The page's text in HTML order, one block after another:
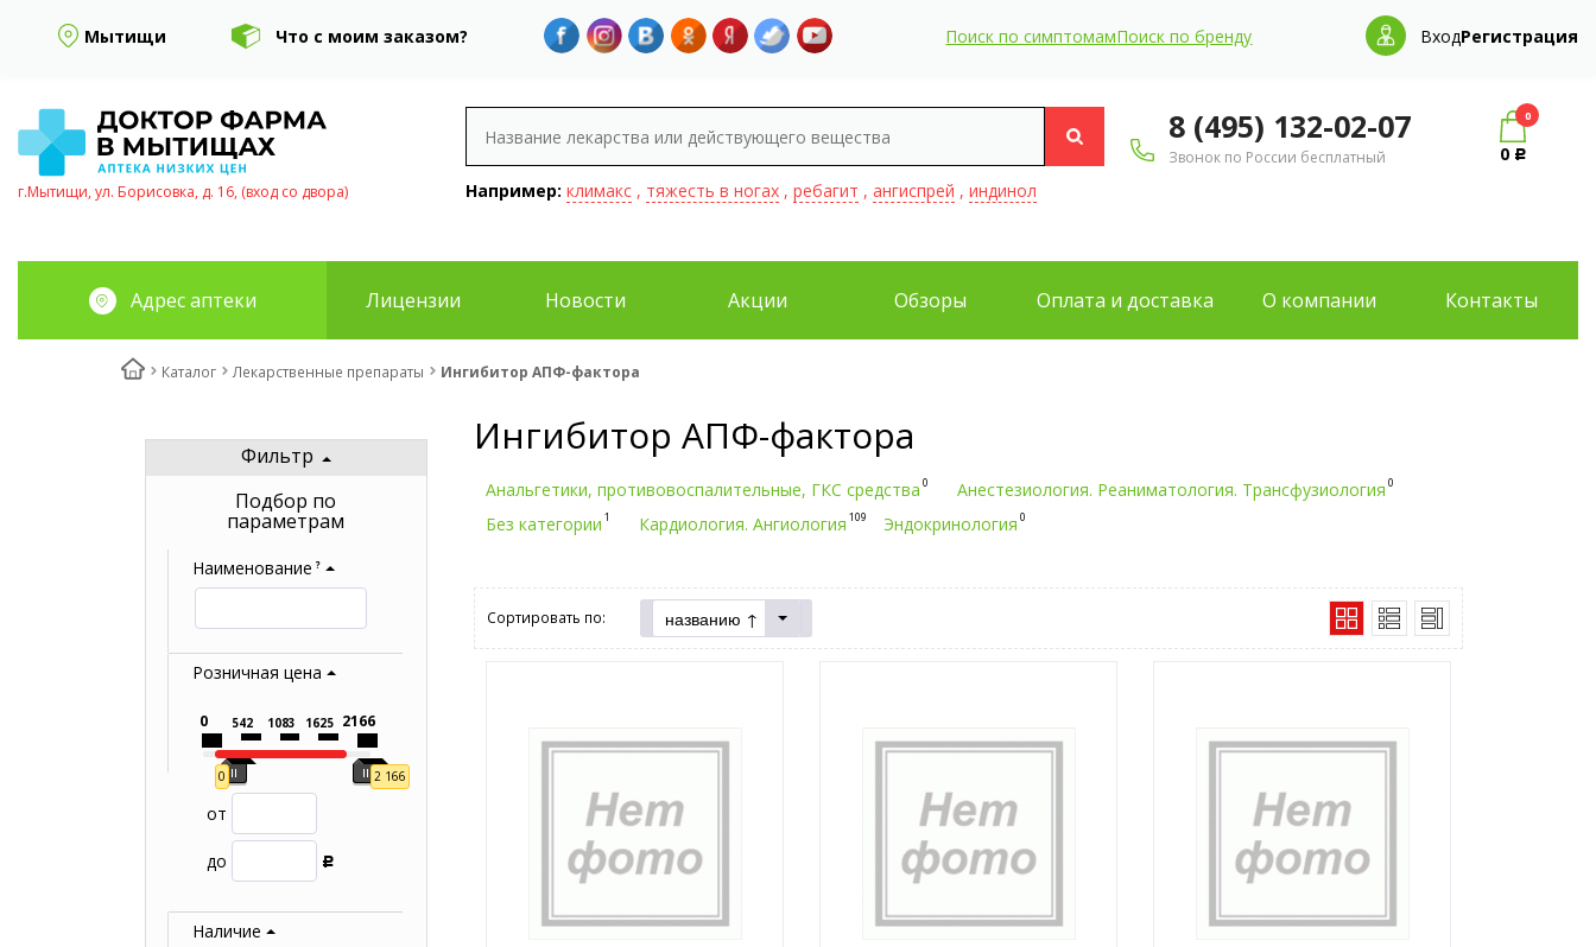
Мытищи Что с моим заказом? Поиск по симптомамПоиск по бренду ВходРегистрация
г.Мытищи, ул. Борисовка, д. 16, (вход со двора) Например: климакс, тяжесть в ногах, ребагит , ангиспрей , индинол
8 (495) 132-02-07
Звонок по России бесплатный
0
0 Р
Адрес аптеки Лицензии Новости Акции Обзоры Оплата и доставка О компании Контакты
Каталог Лекарственные препараты Ингибитор АПФ-фактора
Фильтр
Подбор по
параметрам
Наименование ?
Розничная цена
0 2 166
0 542 1083 1625 2166
от
до Р
Наличие
Ингибитор АПФ-фактора
Анальгетики, противовоспалительные, ГКС средства 0 Анестезиология. Реаниматология. Трансфузиология 0
Без категории 1 Кардиология. Ангиология 109 Эндокринология 0
Сортировать по: названию ↑